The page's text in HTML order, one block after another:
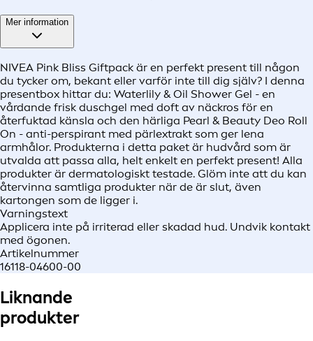
Mer information
NIVEA Pink Bliss Giftpack är en perfekt present till någon
du tycker om, bekant eller varför inte till dig själv? I denna
presentbox hittar du: Waterlily & Oil Shower Gel - en
vårdande frisk duschgel med doft av näckros för en
återfuktad känsla och den härliga Pearl & Beauty Deo Roll
On - anti-perspirant med pärlextrakt som ger lena
armhålor. Produkterna i detta paket är hudvård som är
utvalda att passa alla, helt enkelt en perfekt present! Alla
produkter är dermatologiskt testade. Glöm inte att du kan
återvinna samtliga produkter när de är slut, även
kartongen som de ligger i.
Varningstext
Applicera inte på irriterad eller skadad hud. Undvik kontakt
med ögonen.
Artikelnummer
16118-04600-00
Liknande
produkter